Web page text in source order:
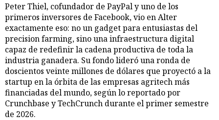
Peter Thiel, cofundador de PayPal y uno de los
primeros inversores de Facebook, vio en Alter
exactamente eso: no un gadget para entusiastas del
precision farming, sino una infraestructura digital
capaz de redefinir la cadena productiva de toda la
industria ganadera. Su fondo lideró una ronda de
doscientos veinte millones de dólares que proyectó a la
startup en la órbita de las empresas agritech más
financiadas del mundo, según lo reportado por
Crunchbase y TechCrunch durante el primer semestre
de 2026.